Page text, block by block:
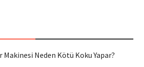
Makinesi Neden Kötü Koku Yapar?